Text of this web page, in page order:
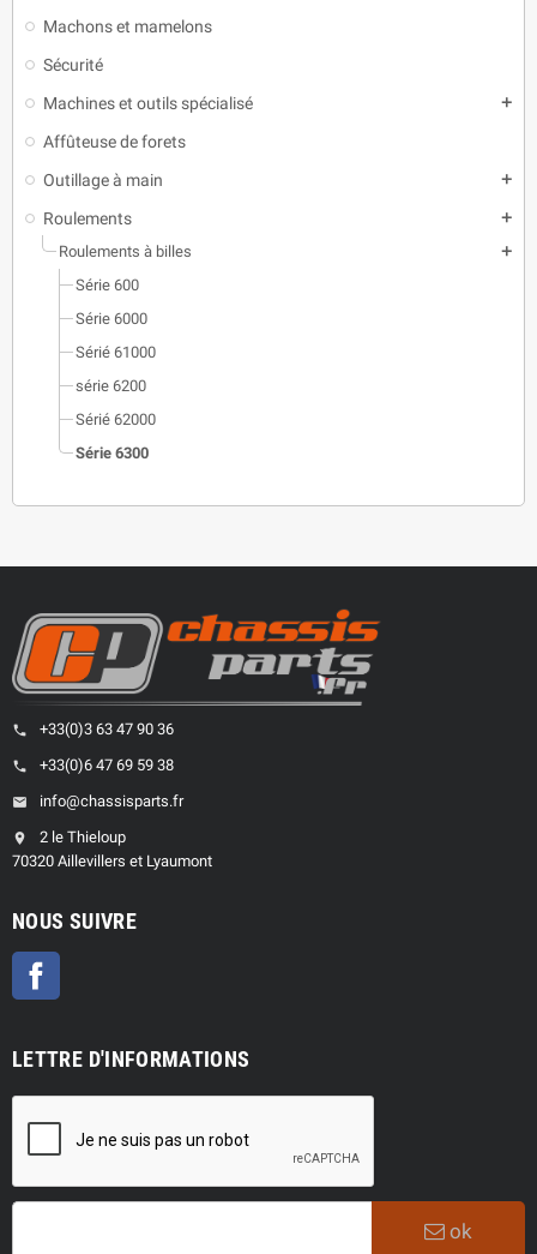
Machons et mamelons
Sécurité
Machines et outils spécialisé
add
Affûteuse de forets
Outillage à main
add
Roulements add
Roulements à billes add
Série 600
Série 6000
Sérié 61000
série 6200
Sérié 62000
Série 6300
phone +33(0)3 63 47 90 36
phone +33(0)6 47 69 59 38
email info@chassisparts.fr
location_on
2 le Thieloup
70320 Aillevillers et Lyaumont
NOUS SUIVRE
LETTRE D'INFORMATIONS
ok